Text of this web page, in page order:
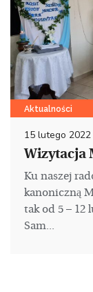
Aktualności
15 lutego 2022
Wizytacja
Ku naszej
kanoniczną
tak od 5 – 12
Sam...